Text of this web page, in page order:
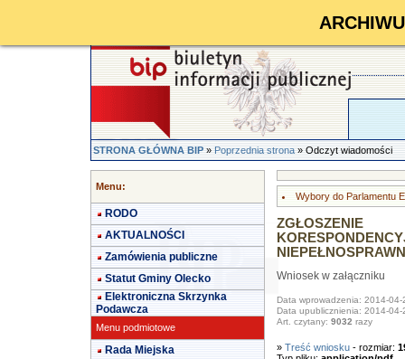
STRONA GŁÓWNA BIP»Poprzednia strona» Odczyt wiadomości
Menu:
RODO
AKTUALNOŚCI
Zamówienia publiczne
Statut Gminy Olecko
Elektroniczna Skrzynka
Podawcza
Menu podmiotowe
Rada Miejska
Wybory do Parlamentu
Wniosek w załączniku
Data wprowadzenia: 2014-04-
Data upublicznienia: 2014-04-
Art. czytany: 9032 razy
» Treść wniosku- rozmiar: